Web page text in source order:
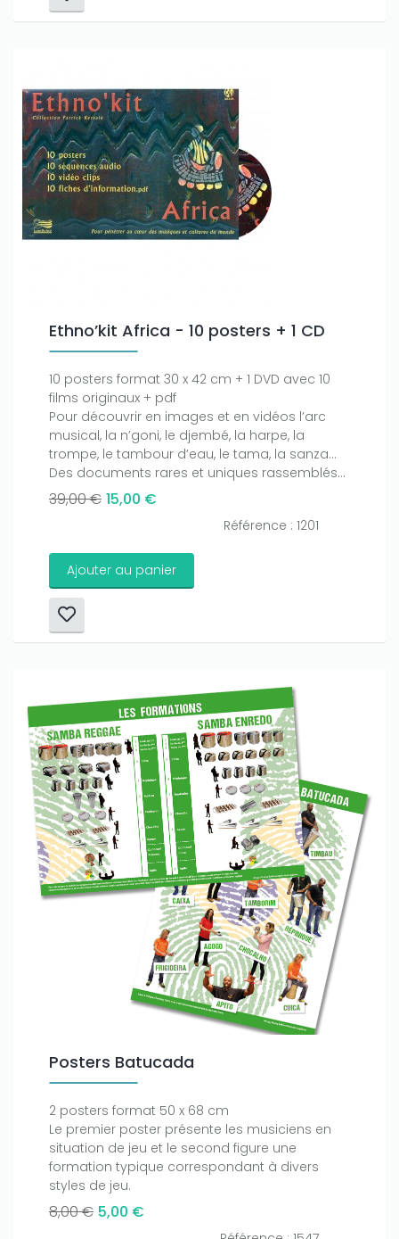
Ethno’kit Africa - 10 posters + 1 CD
10 posters format 30 x 42 cm + 1 DVD avec 10
films originaux + pdf
Pour découvrir en images et en vidéos l’arc
musical, la n’goni, le djembé, la harpe, la
trompe, le tambour d’eau, le tama, la sanza…
Des documents rares et uniques rassemblés...
39,00 € 15,00 €
Référence : 1201
Ajouter au panier
Posters Batucada
2 posters format 50 x 68 cm
Le premier poster présente les musiciens en
situation de jeu et le second figure une
formation typique correspondant à divers
styles de jeu.
8,00 € 5,00 €
Only play atJoo casino if you really want to win a huge
amount on your credits!